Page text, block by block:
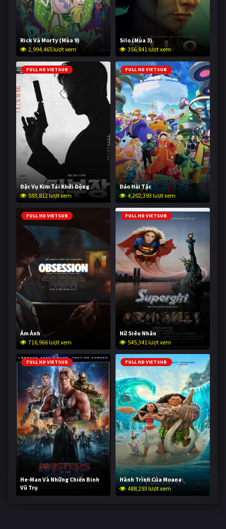
Rick Và Morty (Mùa 9)
2,994,465 lượt xem
Silo (Mùa 3)
356,841 lượt xem
FULL HD VIETSUB
Đặc Vụ Kim Tái Khởi Động
593,812 lượt xem
FULL HD VIETSUB
Đảo Hải Tặc
4,202,393 lượt xem
FULL HD VIETSUB
Ám Ảnh
716,966 lượt xem
FULL HD VIETSUB
Nữ Siêu Nhân
545,341 lượt xem
FULL HD VIETSUB
He-Man Và Những Chiến Binh
Vũ Trụ
236,842 lượt xem
FULL HD VIETSUB
Hành Trình Của Moana
488,293 lượt xem